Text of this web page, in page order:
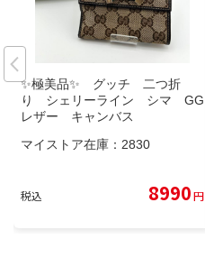
✨極美品✨ グッチ 二つ折
り シェリーライン シマ GG
レザー キャンバス
マイストア在庫： 2830
税込 8990円